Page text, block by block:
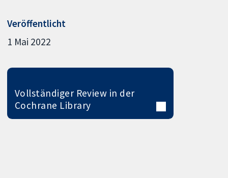
Veröffentlicht
1 Mai 2022
Vollständiger Review in der
Cochrane Library